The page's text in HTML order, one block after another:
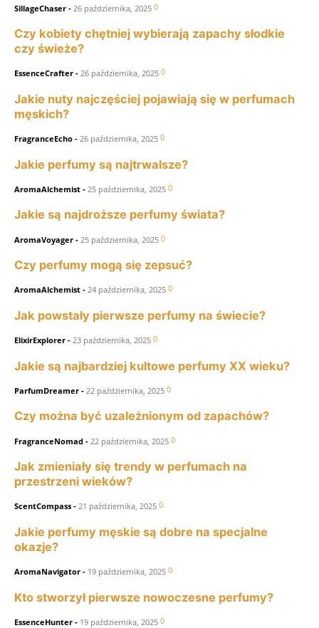
SillageChaser - 26 października, 2025 0
Czy kobiety chętniej wybierają zapachy słodkie
czy świeże?
EssenceCrafter - 26 października, 2025 0
Jakie nuty najczęściej pojawiają się w perfumach
męskich?
FragranceEcho - 26 października, 2025 0
Jakie perfumy są najtrwalsze?
AromaAlchemist - 25 października, 2025 0
Jakie są najdroższe perfumy świata?
AromaVoyager - 25 października, 2025 0
Czy perfumy mogą się zepsuć?
AromaAlchemist - 24 października, 2025 0
Jak powstały pierwsze perfumy na świecie?
ElixirExplorer - 23 października, 2025 0
Jakie są najbardziej kultowe perfumy XX wieku?
ParfumDreamer - 22 października, 2025 0
Czy można być uzależnionym od zapachów?
FragranceNomad - 22 października, 2025 0
Jak zmieniały się trendy w perfumach na
przestrzeni wieków?
ScentCompass - 21 października, 2025 0
Jakie perfumy męskie są dobre na specjalne
okazje?
AromaNavigator - 19 października, 2025 0
Kto stworzył pierwsze nowoczesne perfumy?
EssenceHunter - 19 października, 2025 0